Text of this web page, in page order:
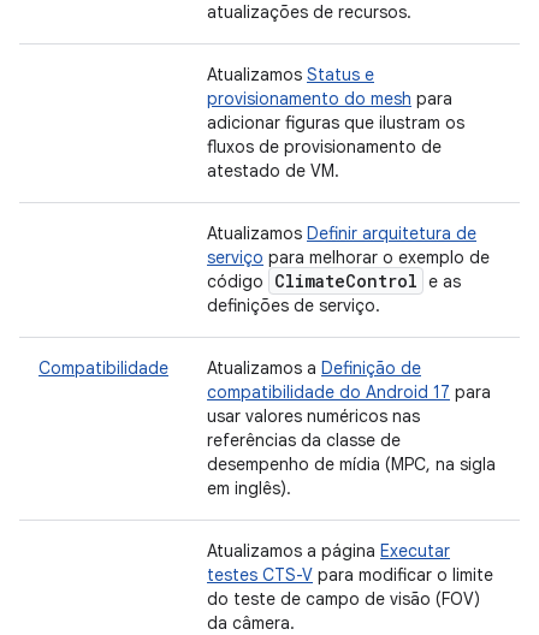
atualizações de recursos.
Atualizamos Status e
provisionamento do mesh para
adicionar figuras que ilustram os
fluxos de provisionamento de
atestado de VM.
Atualizamos Definir arquitetura de
serviço para melhorar o exemplo de
código
ClimateControl e as
definições de serviço.
Compatibilidade Atualizamos a Definição de
compatibilidade do Android 17 para
usar valores numéricos nas
referências da classe de
desempenho de mídia (MPC, na sigla
em inglês).
Atualizamos a página Executar
testes CTS-V para modificar o limite
do teste de campo de visão (FOV)
da câmera.